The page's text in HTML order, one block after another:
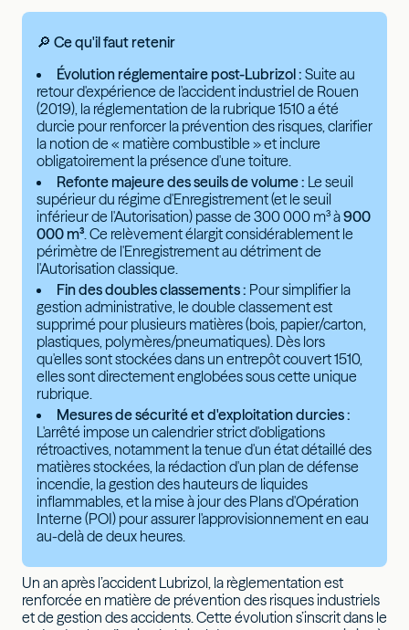
🔎 Ce qu'il faut retenir
Évolution réglementaire post-Lubrizol : Suite au
retour d'expérience de l'accident industriel de Rouen
(2019), la réglementation de la rubrique 1510 a été
durcie pour renforcer la prévention des risques, clarifier
la notion de « matière combustible » et inclure
obligatoirement la présence d'une toiture.
Refonte majeure des seuils de volume : Le seuil
supérieur du régime d'Enregistrement (et le seuil
inférieur de l'Autorisation) passe de 300 000 m³ à900
000 m³. Ce relèvement élargit considérablement le
périmètre de l'Enregistrement au détriment de
l'Autorisation classique.
Fin des doubles classements : Pour simplifier la
gestion administrative, le double classement est
supprimé pour plusieurs matières (bois, papier/carton,
plastiques, polymères/pneumatiques). Dès lors
qu'elles sont stockées dans un entrepôt couvert 1510,
elles sont directement englobées sous cette unique
rubrique.
Mesures de sécurité et d'exploitation durcies :
L'arrêté impose un calendrier strict d'obligations
rétroactives, notamment la tenue d'un état détaillé des
matières stockées, la rédaction d'un plan de défense
incendie, la gestion des hauteurs de liquides
inflammables, et la mise à jour des Plans d'Opération
Interne (POI) pour assurer l'approvisionnement en eau
au-delà de deux heures.
Un an après l’accident Lubrizol, la règlementation est
renforcée en matière de prévention des risques industriels
et de gestion des accidents. Cette évolution s’inscrit dans le